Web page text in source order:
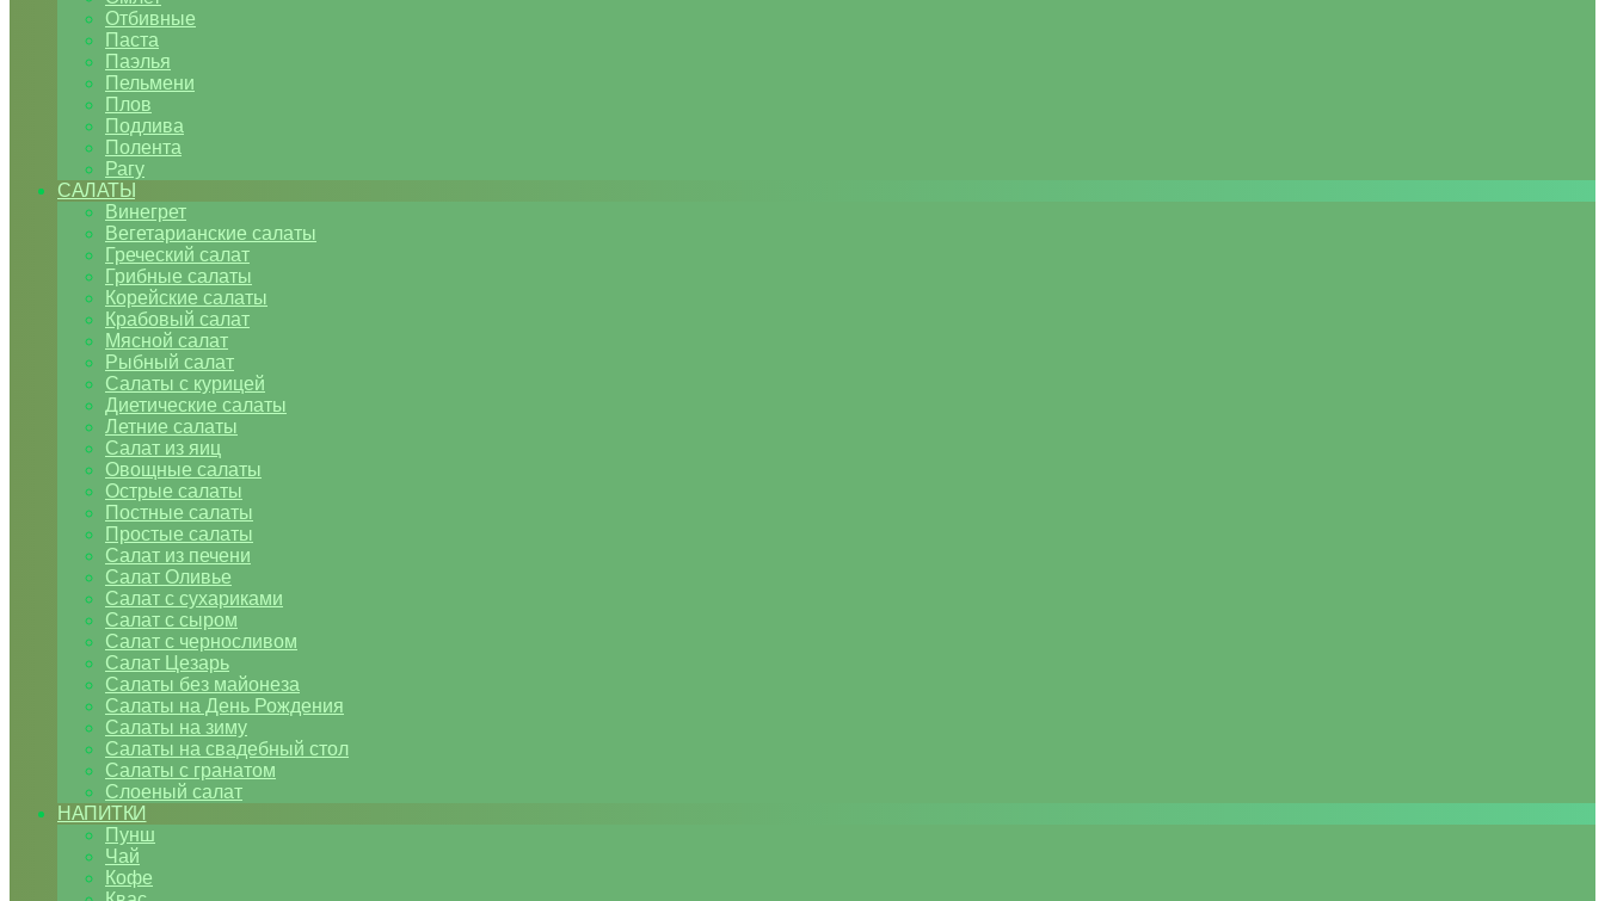
Отбивные
Паста
Паэлья
Пельмени
Плов
Подлива
Полента
Рагу
САЛАТЫ
Винегрет
Вегетарианские салаты
Греческий салат
Грибные салаты
Корейские салаты
Крабовый салат
Мясной салат
Рыбный салат
Салаты с курицей
Диетические салаты
Летние салаты
Салат из яиц
Овощные салаты
Острые салаты
Постные салаты
Простые салаты
Салат из печени
Салат Оливье
Салат с сухариками
Салат с сыром
Салат с черносливом
Салат Цезарь
Салаты без майонеза
Салаты на День Рождения
Салаты на зиму
Салаты на свадебный стол
Салаты с гранатом
Слоеный салат
НАПИТКИ
Пунш
Чай
Кофе